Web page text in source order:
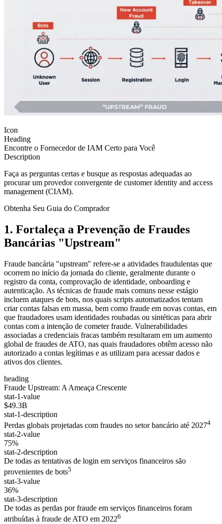
Icon
Heading
Encontre o Fornecedor de IAM Certo para Você
Description
Faça as perguntas certas e busque as respostas adequadas ao
procurar um provedor convergente de customer identity and access
management (CIAM).
Obtenha Seu Guia do Comprador
1. Fortaleça a Prevenção de Fraudes
Bancárias "Upstream"
Fraude bancária "upstream" refere-se a atividades fraudulentas que
ocorrem no início da jornada do cliente, geralmente durante o
registro da conta, comprovação de identidade, onboarding e
autenticação. As técnicas de fraude mais comuns nesse estágio
incluem ataques de bots, nos quais scripts automatizados tentam
criar contas falsas em massa, bem como fraude em novas contas, em
que fraudadores usam identidades roubadas ou sintéticas para abrir
contas com a intenção de cometer fraude. Vulnerabilidades
associadas a credenciais fracas também resultaram em um aumento
global de fraudes de ATO, nas quais fraudadores obtêm acesso não
autorizado a contas legítimas e as utilizam para acessar dados e
ativos dos clientes.
heading
Fraude Upstream: A Ameaça Crescente
stat-1-value
$49.3B
stat-1-description
Perdas globais projetadas com fraudes no setor bancário até 20274
stat-2-value
75%
stat-2-description
De todas as tentativas de login em serviços financeiros são
provenientes de bots5
stat-3-value
36%
stat-3-description
De todas as perdas por fraude em serviços financeiros foram
atribuídas à fraude de ATO em 20226